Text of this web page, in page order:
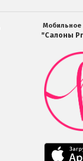
Мобильное
"Салоны